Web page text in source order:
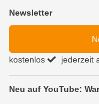
Newsletter
kostenlos jederzeit
Neu auf YouTube: